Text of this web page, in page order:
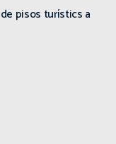
pisos turístics a